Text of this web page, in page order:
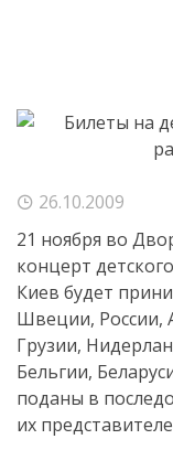
26.10.2009
21 ноября во
концерт детского
Киев будет
Швеции, России,
Грузии,
Бельгии,
поданы в
их